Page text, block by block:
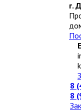
г.
8
8